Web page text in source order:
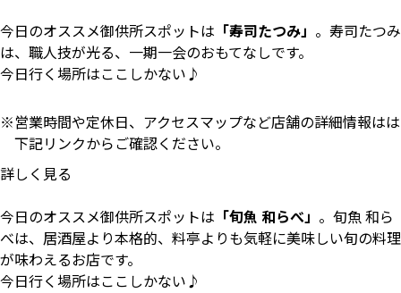
今日のオススメ御供所スポットは 「寿司たつみ」 。寿司たつみ
は、職人技が光る、一期一会のおもてなしです。
今日行く場所はここしかない♪
営業時間や定休日、アクセスマップなど店舗の詳細情報はは
下記リンクからご確認ください。
詳しく見る
今日のオススメ御供所スポットは 「旬魚 和らべ」 。旬魚 和ら
べは、居酒屋より本格的、料亭よりも気軽に美味しい旬の料理
が味わえるお店です。
今日行く場所はここしかない♪